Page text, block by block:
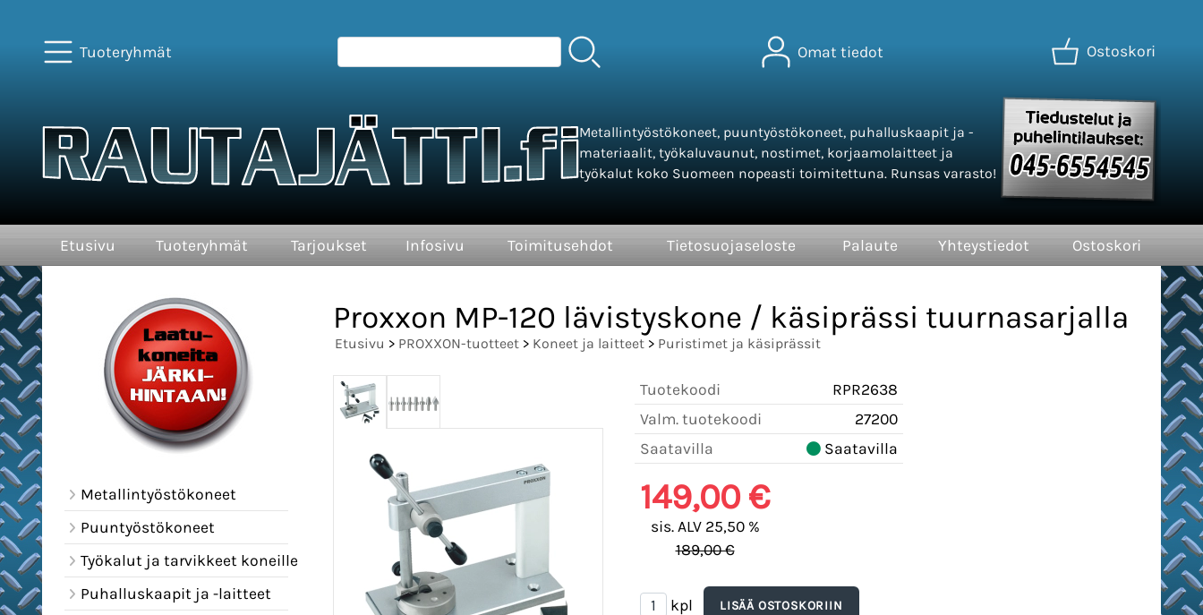
Tuoteryhmät Omat tiedot Ostoskori
Metallintyöstökoneet, puuntyöstökoneet, puhalluskaapit ja -
materiaalit, työkaluvaunut, nostimet, korjaamolaitteet ja
työkalut koko Suomeen nopeasti toimitettuna. Runsas varasto!
Etusivu Tuoteryhmät Tarjoukset Infosivu Toimitusehdot Tietosuojaseloste Palaute Yhteystiedot Ostoskori
Metallintyöstökoneet
Puuntyöstökoneet
Työkalut ja tarvikkeet koneille
Puhalluskaapit ja -laitteet
Proxxon MP-120 lävistyskone / käsiprässi tuurnasarjalla
Etusivu > PROXXON-tuotteet > Koneet ja laitteet > Puristimet ja käsiprässit
Tuotekoodi
RPR2638
Valm. tuotekoodi
27200
Saatavilla
Saatavilla
149,00 €
sis. ALV 25,50 %
189,00 €
kpl